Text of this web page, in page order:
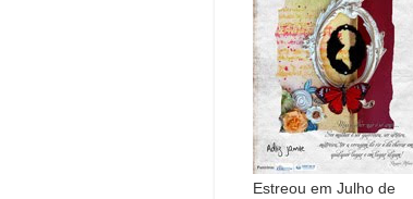
Estreou em Julho de